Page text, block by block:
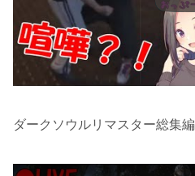
ダークソウルリマスター総集編